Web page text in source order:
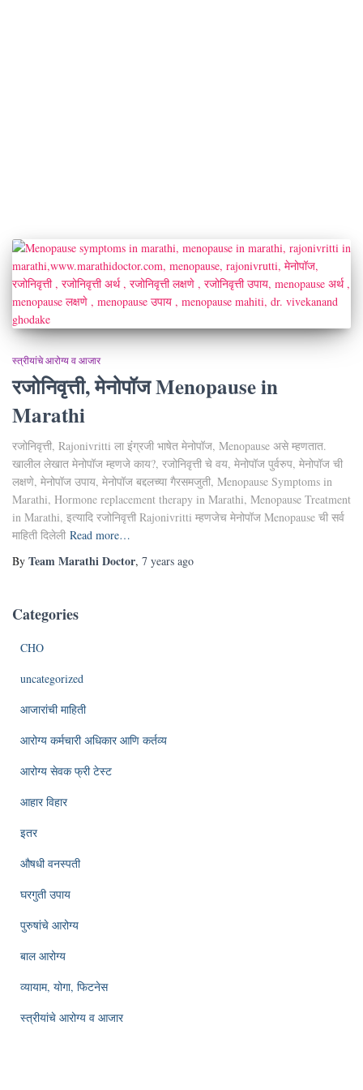
स्त्रीयांचे आरोग्य व आजार
रजोनिवृत्ती, मेनोपॉज Menopause in
Marathi
रजोनिवृत्ती, Rajonivritti ला इंंग्रजी भाषेत मेनोपॉज, Menopause असे म्हणतात.
खालील लेखात मेनोपॉज म्हणजे काय?, रजोनिवृत्ती चे वय, मेनोपॉज पुर्वरुप, मेनोपॉज ची
लक्षणे, मेनोपॉज उपाय, मेनोपॉज बद्दलच्या गैरसमजुती, Menopause Symptoms in
Marathi, Hormone replacement therapy in Marathi, Menopause Treatment
in Marathi, इत्यादि रजोनिवृत्ती Rajonivritti म्हणजेच मेनोपॉज Menopause ची सर्व
माहिती दिलेली Read more…
By Team Marathi Doctor, 7 years ago
Categories
CHO
uncategorized
आजारांची माहिती
आरोग्य कर्मचारी अधिकार आणि कर्तव्य
आरोग्य सेवक फ्री टेस्ट
आहार विहार
इतर
औषधी वनस्पती
घरगुती उपाय
पुरुषांचे आरोग्य
बाल आरोग्य
व्यायाम, योगा, फिटनेस
स्त्रीयांचे आरोग्य व आजार